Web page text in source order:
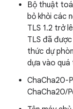
Bộ thuật
bỏ khỏi các
TLS 1.2 trở
TLS đã
thức dự
dựa vào quá
ChaCha20-
ChaCha20/